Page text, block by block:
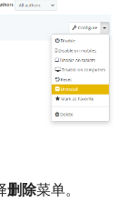
删除菜单。